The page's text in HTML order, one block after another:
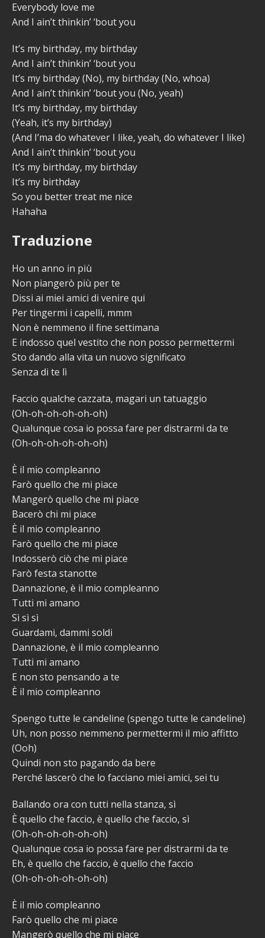
Everybody love me
And I ain’t thinkin’ ‘bout you
It’s my birthday, my birthday
And I ain’t thinkin’ ‘bout you
It’s my birthday (No), my birthday (No, whoa)
And I ain’t thinkin’ ‘bout you (No, yeah)
It’s my birthday, my birthday
(Yeah, it’s my birthday)
(And I’ma do whatever I like, yeah, do whatever I like)
And I ain’t thinkin’ ‘bout you
It’s my birthday, my birthday
It’s my birthday
So you better treat me nice
Hahaha
Traduzione
Ho un anno in più
Non piangerò più per te
Dissi ai miei amici di venire qui
Per tingermi i capelli, mmm
Non è nemmeno il fine settimana
E indosso quel vestito che non posso permettermi
Sto dando alla vita un nuovo significato
Senza di te lì
Faccio qualche cazzata, magari un tatuaggio
(Oh-oh-oh-oh-oh-oh)
Qualunque cosa io possa fare per distrarmi da te
(Oh-oh-oh-oh-oh-oh)
È il mio compleanno
Farò quello che mi piace
Mangerò quello che mi piace
Bacerò chi mi piace
È il mio compleanno
Farò quello che mi piace
Indosserò ciò che mi piace
Farò festa stanotte
Dannazione, è il mio compleanno
Tutti mi amano
Sì sì sì
Guardami, dammi soldi
Dannazione, è il mio compleanno
Tutti mi amano
E non sto pensando a te
È il mio compleanno
Spengo tutte le candeline (spengo tutte le candeline)
Uh, non posso nemmeno permettermi il mio affitto
(Ooh)
Quindi non sto pagando da bere
Perché lascerò che lo facciano miei amici, sei tu
Ballando ora con tutti nella stanza, sì
È quello che faccio, è quello che faccio, sì
(Oh-oh-oh-oh-oh-oh)
Qualunque cosa io possa fare per distrarmi da te
Eh, è quello che faccio, è quello che faccio
(Oh-oh-oh-oh-oh-oh)
È il mio compleanno
Farò quello che mi piace
Mangerò quello che mi piace